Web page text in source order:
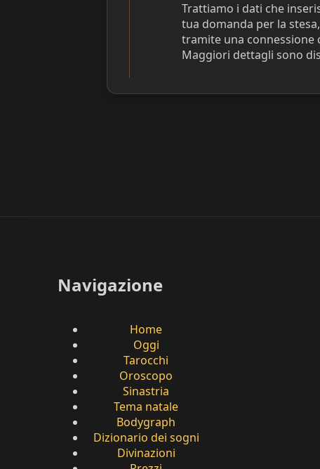
Trattiamo i dati che
tua domanda per la
tramite una connessione
Maggiori dettagli sono
Navigazione
Home
Oggi
Tarocchi
Oroscopo
Sinastria
Tema natale
Bodygraph
Dizionario dei sogni
Divinazioni